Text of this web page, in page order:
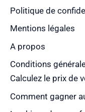
Politique de
Mentions légales
A propos
Conditions
Calculez le prix de
Comment gagner